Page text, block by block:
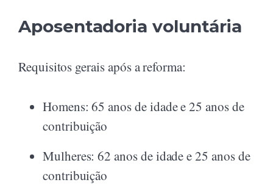
Aposentadoria voluntária
Requisitos gerais após a reforma:
Homens: 65 anos de idade e 25 anos de
contribuição
Mulheres: 62 anos de idade e 25 anos de
contribuição